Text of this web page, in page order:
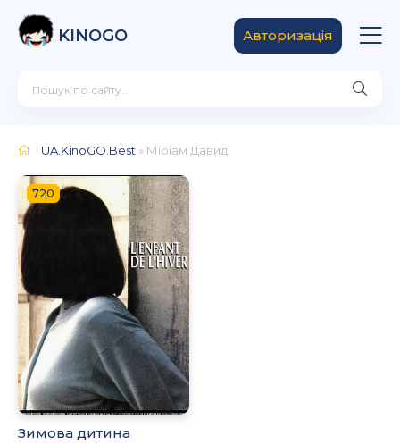
KINOGO Авторизація
UA.KinoGO.Best » Міріам Давид
720
Зимова дитина